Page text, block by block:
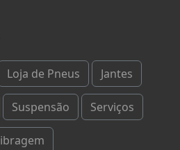
Loja de Pneus Jantes
Suspensão Serviços